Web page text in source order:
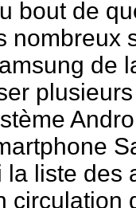
bout de
nombreux
de
la liste des
circulation